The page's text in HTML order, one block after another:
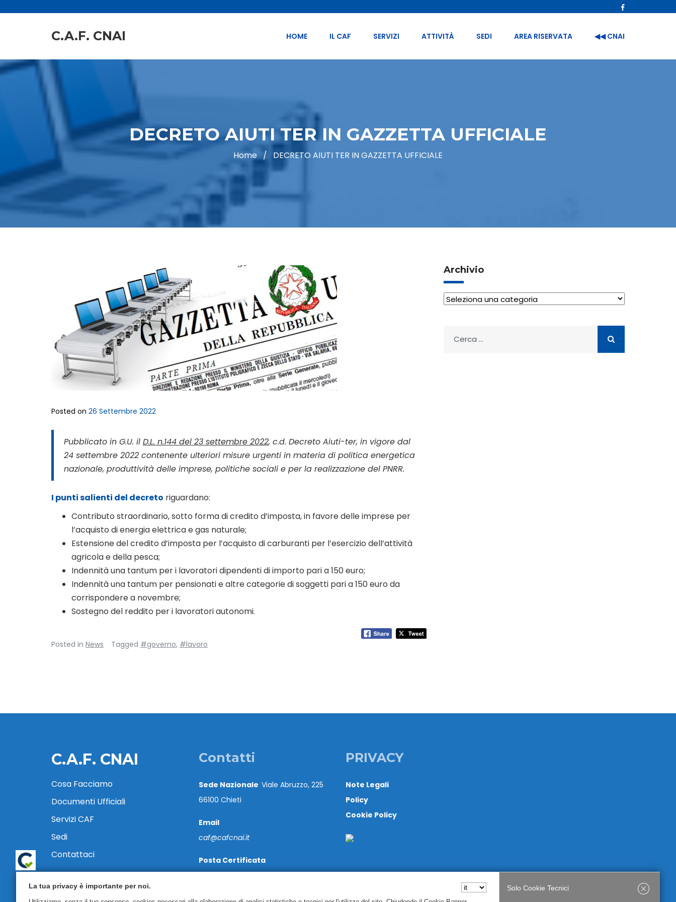
C.A.F. CNAI HOME IL CAF SERVIZI ATTIVITÀ SEDI AREA RISERVATA ◀︎◀︎ CNAI
DECRETO AIUTI TER IN GAZZETTA UFFICIALE
Home/ DECRETO AIUTI TER IN GAZZETTA UFFICIALE
Posted on 26 Settembre 2022
Pubblicato in G.U. il D.L. n.144 del 23 settembre 2022, c.d. Decreto Aiuti-ter, in vigore dal
24 settembre 2022 contenente ulteriori misure urgenti in materia di politica energetica
nazionale, produttività delle imprese, politiche sociali e per la realizzazione del PNRR.
I punti salienti del decreto riguardano:
Contributo straordinario, sotto forma di credito d’imposta, in favore delle imprese per
l’acquisto di energia elettrica e gas naturale;
Estensione del credito d’imposta per l’acquisto di carburanti per l’esercizio dell’attività
agricola e della pesca;
Indennità una tantum per i lavoratori dipendenti di importo pari a 150 euro;
Indennità una tantum per pensionati e altre categorie di soggetti pari a 150 euro da
corrispondere a novembre;
Sostegno del reddito per i lavoratori autonomi.
Posted in News Tagged #governo, #lavoro
Archivio
Archivio
per:
C.A.F. CNAI
Cosa Facciamo
Documenti Ufficiali
Servizi CAF
Sedi
Contattaci
Contatti
Sede Nazionale Viale Abruzzo, 225
66100 Chieti
Email
caf@cafcnai.it
Posta Certificata
cafcnai@cert.cnai.it
Tel. 0871 540063
PRIVACY
Note Legali
Policy
Cookie Policy
La tua privacy è importante per noi. Solo Cookie Tecnici